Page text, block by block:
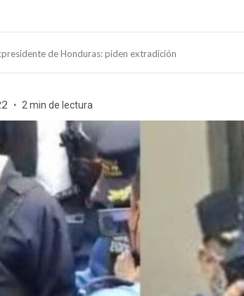
de Honduras: piden extradición
2 min de lectura